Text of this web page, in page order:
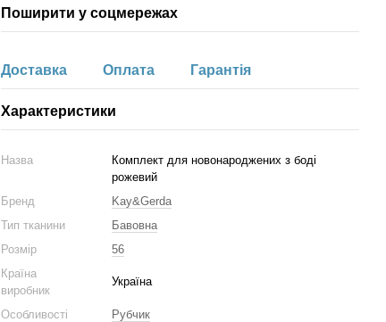
Поширити у соцмережах
Доставка Оплата Гарантія
Характеристики
Назва
Комплект для новонароджених з боді
рожевий
Бренд
Kay&Gerda
Тип тканини
Бавовна
Розмір
56
Країна
виробник
Україна
Особливості Рубчик